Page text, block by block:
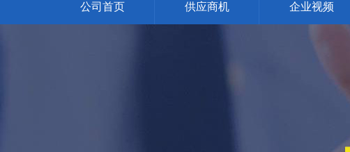
公司首页 供应商机 企业视频